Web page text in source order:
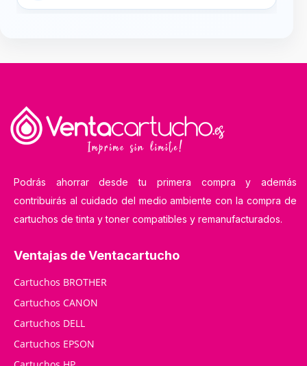
Podrás ahorrar desde tu primera compra y además
contribuirás al cuidado del medio ambiente con la compra de
cartuchos de tinta y toner compatibles y remanufacturados.
Ventajas de Ventacartucho
Cartuchos BROTHER
Cartuchos CANON
Cartuchos DELL
Cartuchos EPSON